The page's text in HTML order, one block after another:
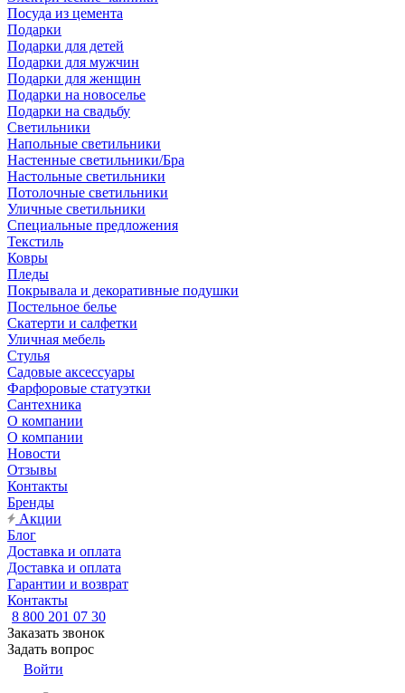
Посуда из цемента
Подарки
Подарки для детей
Подарки для мужчин
Подарки для женщин
Подарки на новоселье
Подарки на свадьбу
Светильники
Напольные светильники
Настенные светильники/Бра
Настольные светильники
Потолочные светильники
Уличные светильники
Специальные предложения
Текстиль
Ковры
Пледы
Покрывала и декоративные подушки
Постельное белье
Скатерти и салфетки
Уличная мебель
Стулья
Садовые аксессуары
Фарфоровые статуэтки
Сантехника
О компании
О компании
Новости
Отзывы
Контакты
Бренды
Акции
Блог
Доставка и оплата
Доставка и оплата
Гарантии и возврат
Контакты
8 800 201 07 30
Заказать звонок
Задать вопрос
Войти